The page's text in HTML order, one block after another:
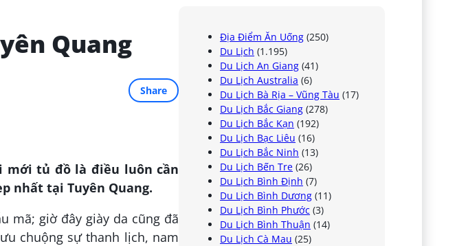
Quang
Share
tủ đồ là điều luôn cần
nhất tại Tuyên Quang.
mã; giờ đây giày da cũng đã
chuộng sự thanh lịch, nam
Địa Điểm Ăn Uống (250)
Du Lịch (1.195)
Du Lịch An Giang (41)
Du Lịch Australia (6)
Du Lịch Bà Rịa – Vũng Tàu (17)
Du Lịch Bắc Giang (278)
Du Lịch Bắc Kạn (192)
Du Lịch Bạc Liêu (16)
Du Lịch Bắc Ninh (13)
Du Lịch Bến Tre (26)
Du Lịch Bình Định (7)
Du Lịch Bình Dương (11)
Du Lịch Bình Phước (3)
Du Lịch Bình Thuận (14)
Du Lịch Cà Mau (25)